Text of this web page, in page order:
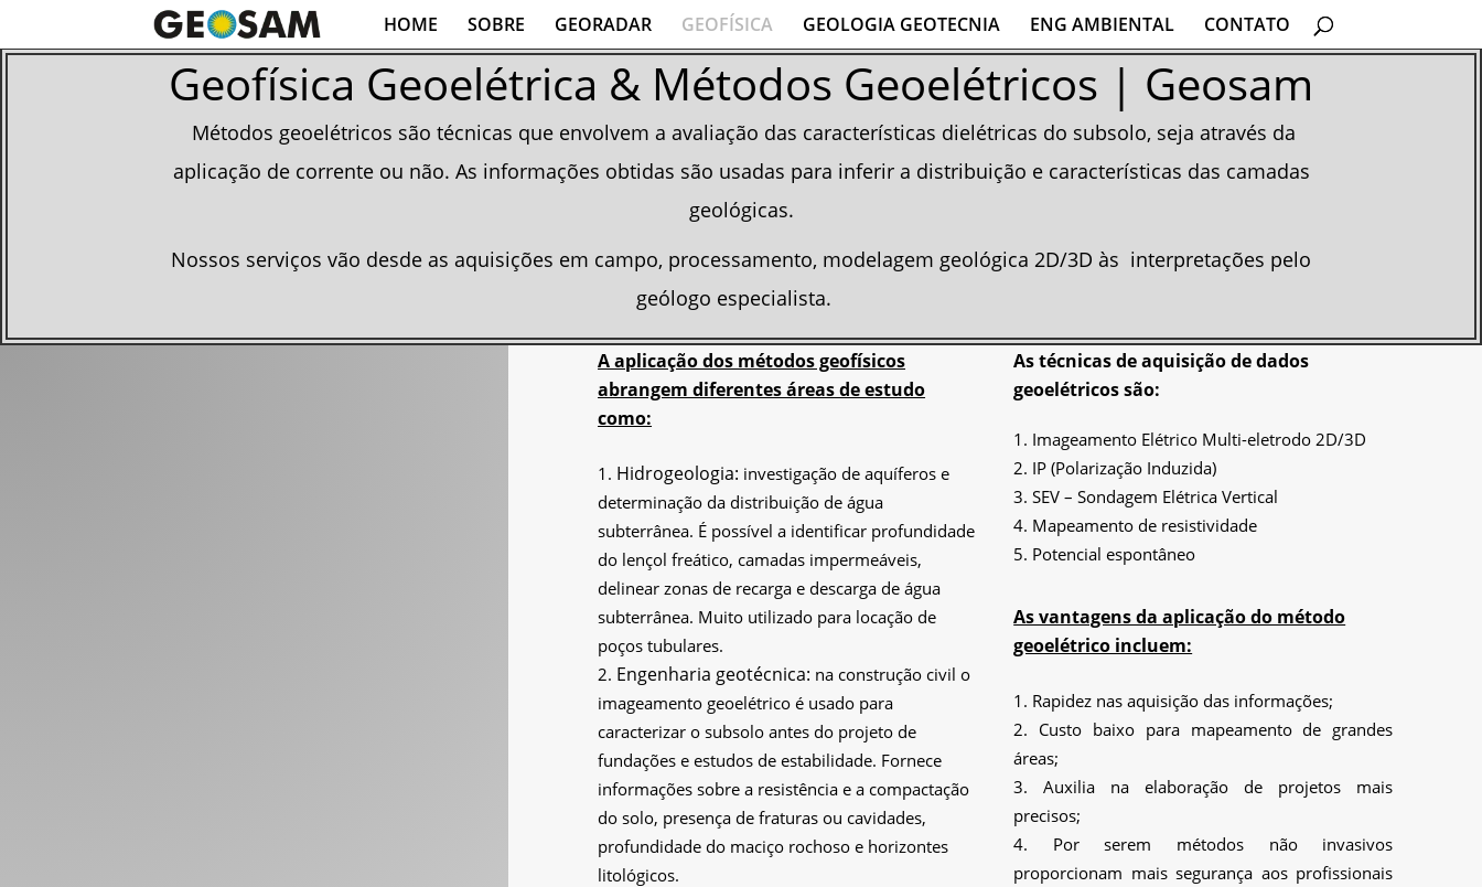
HOME SOBRE GEORADAR GEOFÍSICA GEOLOGIA GEOTECNIA ENG AMBIENTAL CONTATO
Geofísica Geoelétrica & Métodos Geoelétricos | Geosam
Métodos geoelétricos são técnicas que envolvem a avaliação das características dielétricas do subsolo, seja através da
aplicação de corrente ou não. As informações obtidas são usadas para inferir a distribuição e características das camadas
geológicas.
Nossos serviços vão desde as aquisições em campo, processamento, modelagem geológica 2D/3D às interpretações pelo
geólogo especialista.
A aplicação dos métodos geofísicos
abrangem diferentes áreas de estudo
como:
Hidrogeologia: investigação de aquíferos e
determinação da distribuição de água
subterrânea. É possível a identificar profundidade
do lençol freático, camadas impermeáveis,
delinear zonas de recarga e descarga de água
subterrânea. Muito utilizado para locação de
poços tubulares.
Engenharia geotécnica: na construção civil o
imageamento geoelétrico é usado para
caracterizar o subsolo antes do projeto de
fundações e estudos de estabilidade. Fornece
informações sobre a resistência e a compactação
do solo, presença de fraturas ou cavidades,
profundidade do maciço rochoso e horizontes
litológicos.
As técnicas de aquisição de dados
geoelétricos são:
Imageamento Elétrico Multi-eletrodo 2D/3D
IP (Polarização Induzida)
SEV – Sondagem Elétrica Vertical
Mapeamento de resistividade
Potencial espontâneo
As vantagens da aplicação do método
geoelétrico incluem:
Rapidez nas aquisição das informações;
Custo baixo para mapeamento de grandes
áreas;
Auxilia na elaboração de projetos mais
precisos;
Por serem métodos não invasivos
proporcionam mais segurança aos profissionais